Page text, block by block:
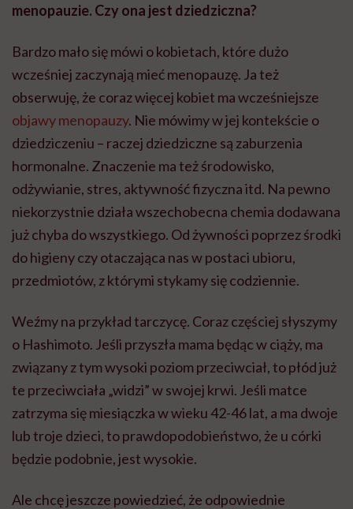
menopauzie. Czy ona jest dziedziczna?
Bardzo mało się mówi o kobietach, które dużo
wcześniej zaczynają mieć menopauzę. Ja też
obserwuję, że coraz więcej kobiet ma wcześniejsze
objawy menopauzy. Nie mówimy w jej kontekście o
dziedziczeniu – raczej dziedziczne są zaburzenia
hormonalne. Znaczenie ma też środowisko,
odżywianie, stres, aktywność fizyczna itd. Na pewno
niekorzystnie działa wszechobecna chemia dodawana
już chyba do wszystkiego. Od żywności poprzez środki
do higieny czy otaczająca nas w postaci ubioru,
przedmiotów, z którymi stykamy się codziennie.
Weźmy na przykład tarczycę. Coraz częściej słyszymy
o Hashimoto. Jeśli przyszła mama będąc w ciąży, ma
związany z tym wysoki poziom przeciwciał, to płód już
te przeciwciała „widzi” w swojej krwi. Jeśli matce
zatrzyma się miesiączka w wieku 42-46 lat, a ma dwoje
lub troje dzieci, to prawdopodobieństwo, że u córki
będzie podobnie, jest wysokie.
Ale chcę jeszcze powiedzieć, że odpowiednie